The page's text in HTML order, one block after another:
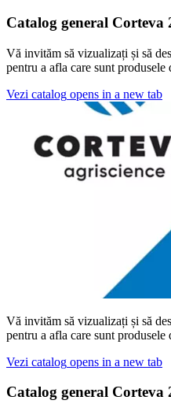
Catalog general Corteva
Vă invităm să vizualizați și să
pentru a afla care sunt
Vezi catalog opens in a new tab
Vă invităm să vizualizați și să
pentru a afla care sunt
Vezi catalog opens in a new tab
Catalog general Corteva